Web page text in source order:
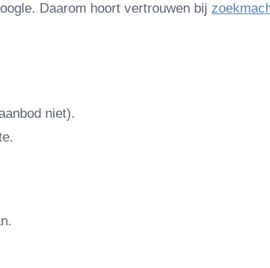
Daarom hoort vertrouwen bij
niet).